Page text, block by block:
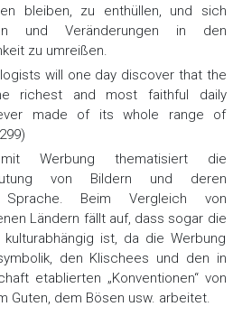
bleiben, zu enthüllen, und sich
und Veränderungen in den
zu umreißen.
will one day discover that the
richest and most faithful daily
made of its whole range of
Werbung thematisiert die
von Bildern und deren
Sprache. Beim Vergleich von
Ländern fällt auf, dass sogar die
kulturabhängig ist, da die Werbung
den Klischees und den in
etablierten „Konventionen“ von
Guten, dem Bösen usw. arbeitet.